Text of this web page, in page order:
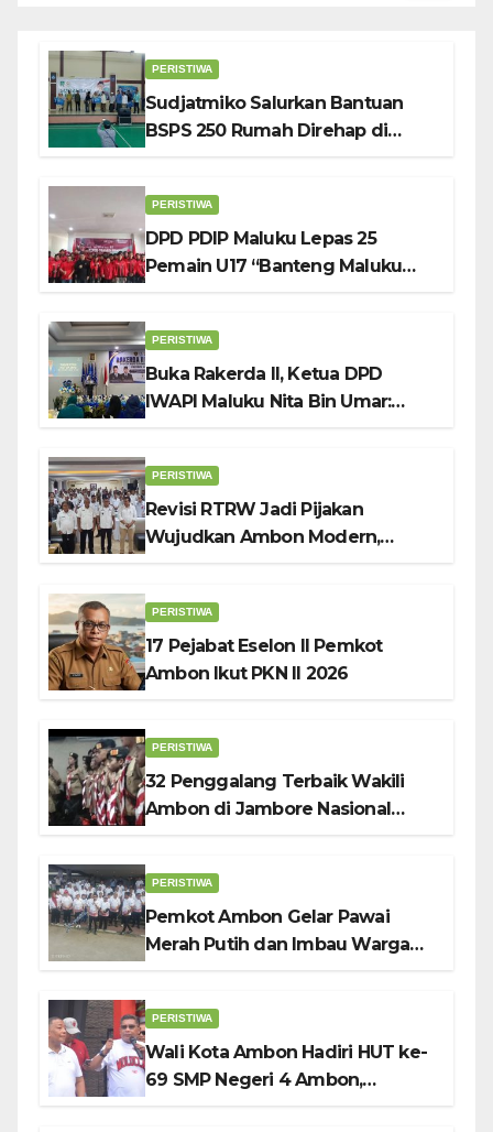
PERISTIWA
Sudjatmiko Salurkan Bantuan
BSPS 250 Rumah Direhap di
PERISTIWA
DPD PDIP Maluku Lepas 25
Pemain U17 “Banteng Maluku
PERISTIWA
Buka Rakerda II, Ketua DPD
IWAPI Maluku Nita Bin Umar:
PERISTIWA
Revisi RTRW Jadi Pijakan
Wujudkan Ambon Modern,
PERISTIWA
17 Pejabat Eselon II Pemkot
Ambon Ikut PKN II 2026
PERISTIWA
32 Penggalang Terbaik Wakili
Ambon di Jambore Nasional
PERISTIWA
Pemkot Ambon Gelar Pawai
Merah Putih dan Imbau Warga
PERISTIWA
Wali Kota Ambon Hadiri HUT ke-
69 SMP Negeri 4 Ambon,